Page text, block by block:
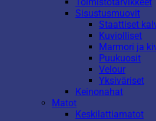
Sisustusmuovit
Staattiset
Kuviolliset
Marmori ja
Puukuosit
Velour
Yksiväriset
Keinonahat
Matot
Keskilattiamatot